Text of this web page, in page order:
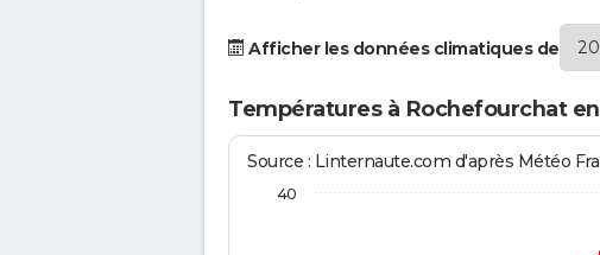
Afficher les données climatiques de
Températures à Rochefourchat
Source : Linternaute.com d'après Météo
40